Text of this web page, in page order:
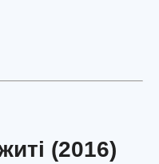
(2016)